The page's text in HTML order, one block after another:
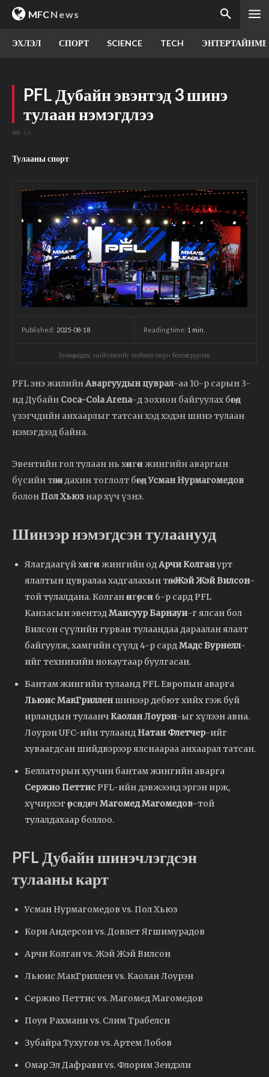
MFCNews
ЭХЛЭЛ СПОРТ SCIENCE TECH
PFL Дубайн эвэнтэд 3 шинэ
тулаан нэмэгдлээ
64
Тулааны спорт
Published: 2025-08-18 Reading time: 1 min.
Энэхүү мэдээ, нийтлэлийг хиймэл оюун боловсруулав.
PFL энэ жилийнАваргуудын цуврал-аа 10-р сарын 3-
нд Дубайн Coca-Cola Arena-д зохион байгуулах бөгөөд
үзэгчдийн анхаарлыг татсан хэд хэдэн шинэ тулаан
нэмэгдээд байна.
Эвентийн гол тулаан нь хөнгөн жингийн аваргын
бүсийн төлөөх дахин тоглолт бөгөөдУсман Нурмагомедов
болонПол Хьюз нар хүч үзнэ.
Шинээр нэмэгдсэн тулаанууд
Ялагдаагүй хөнгөн жингийн одАрчи Колганурт
ялалтын цувралаа хадгалахын төлөөЖэй Жэй Вилсон-
той тулалдана. Колган өнгөрсөн 6-р сард PFL
Канзасын эвентэдМансуур Барнауи-г ялсан бол
Вилсон сүүлийн гурван тулаандаа дараалан ялалт
байгуулж, хамгийн сүүлд 4-р сардМадс Бурнелл-
ийг техникийн нокаутаар буулгасан.
Бантам жингийн тулаанд PFL Европын аварга
Льюис МакГрилленшинээр дебют хийх гэж буй
ирландын тулаанч Каолан Лоурэн-ыг хүлээн авна.
Лоурэн UFC-ийн тулаанд Натан Флетчер-ийг
хуваагдсан шийдвэрээр ялснаараа анхаарал татсан.
Беллаторын хуучин бантам жингийн аварга
Сержио Петтис PFL-ийн дэвжээнд эргэн ирж,
хүчирхэг өрсөлдөгчМагомед Магомедов-той
тулалдахаар боллоо.
PFL Дубайн шинэчлэгдсэн
тулааны карт
Усман Нурмагомедов vs. Пол Хьюз
Кори Андерсон vs. Довлет Ягшимурадов
Арчи Колган vs. Жэй Жэй Вилсон
Льюис МакГриллен vs. Каолан Лоурэн
Сержио Петтис vs. Магомед Магомедов
Поуя Рахмани vs. Слим Трабелси
Зубайра Тухугов vs. Артем Лобов
Омар Эл Дафрави vs. Флорим Зендэли